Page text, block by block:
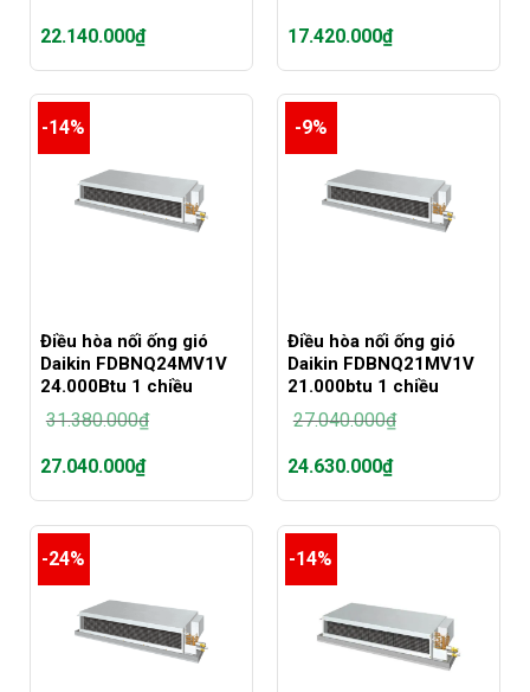
gốc
là:
22.140.000₫
Giá
hiện
là:
22.140.000₫.
gốc
là:
17.420.000₫
Giá
hiện
là:
17.420.000₫.
-14%
Điều hòa nối ống gió
Daikin FDBNQ24MV1V
24.000Btu 1 chiều
31.380.000₫
Giá
gốc
là:
27.040.000₫
Giá
hiện
là:
27.040.000₫.
-9%
Điều hòa nối ống gió
Daikin FDBNQ21MV1V
21.000btu 1 chiều
27.040.000₫
Giá
gốc
là:
24.630.000₫
Giá
hiện
là:
24.630.000₫.
-24% -14%